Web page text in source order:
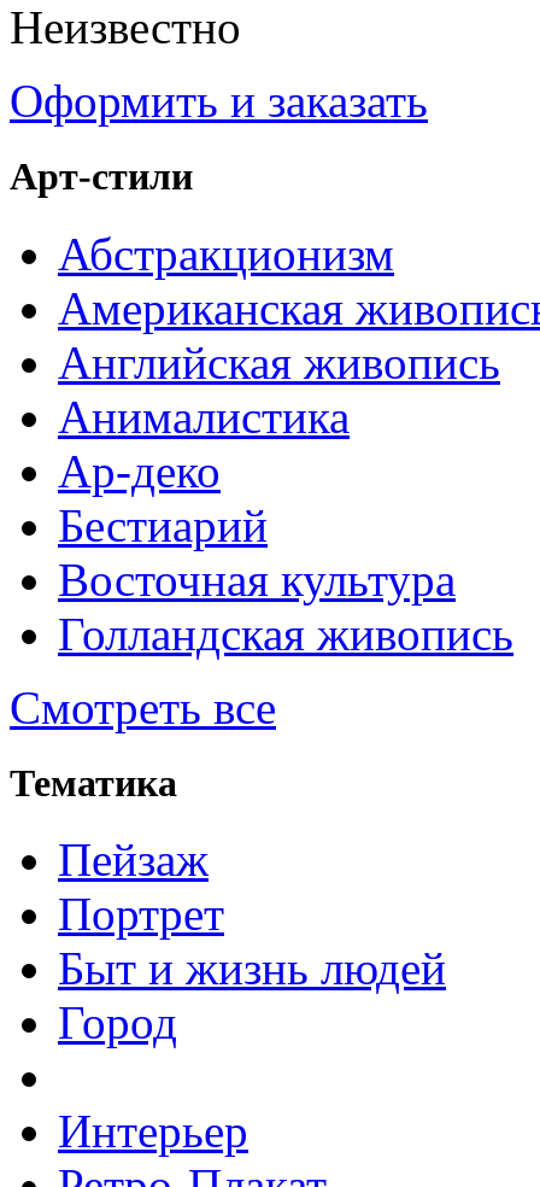
Неизвестно
Оформить и заказать
Арт-стили
Абстракционизм
Американская
Английская живопись
Анималистика
Ар-деко
Бестиарий
Восточная культура
Голландская живопись
Смотреть все
Тематика
Пейзаж
Портрет
Быт и жизнь людей
Город
Интерьер